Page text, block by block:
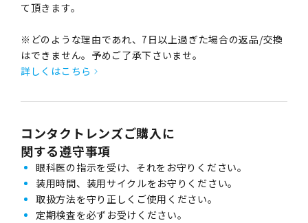
て頂きます。
※どのような理由であれ、7日以上過ぎた場合の返品/交換
はできません。予めご了承下さいませ。
詳しくはこちら
コンタクトレンズご購入に
関する遵守事項
眼科医の指示を受け、それをお守りください。
装用時間、装用サイクルをお守りください。
取扱方法を守り正しくご使用ください。
定期検査を必ずお受けください。